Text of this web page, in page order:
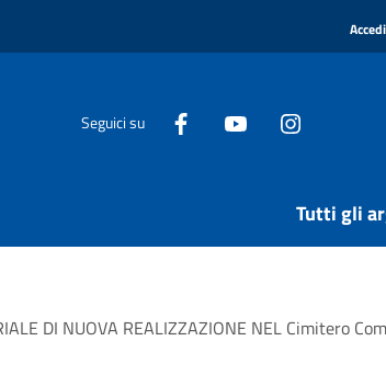
Seguici su
Tutti gli
DI NUOVA REALIZZAZIONE NEL Cimitero